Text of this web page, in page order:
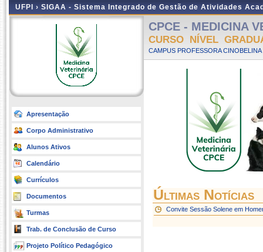
UFPI › SIGAA - Sistema Integrado de Gestão de Atividades
Apresentação
Corpo Administrativo
Alunos Ativos
Calendário
Currículos
Documentos
Turmas
Trab. de Conclusão de Curso
Projeto Político Pedagógico
CPCE - MEDICINA
CURSO NÍVEL
CAMPUS PROFESSORA CINOBELINA
Últimas Notícias
Convite Sessão Solene em